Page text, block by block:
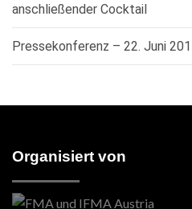
anschließender Cocktail
Pressekonferenz – 22. Juni
Organisiert von